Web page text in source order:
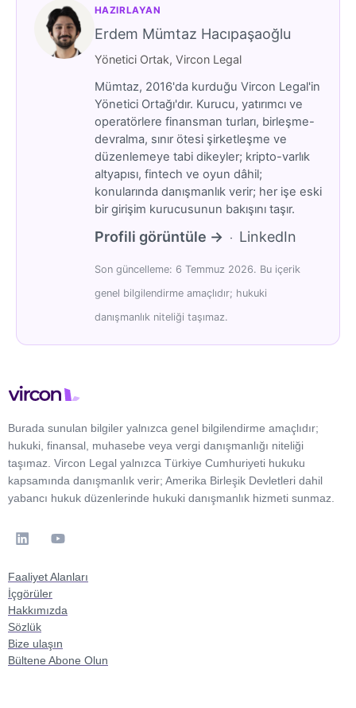
HAZIRLAYAN
Erdem Mümtaz Hacıpaşaoğlu
Yönetici Ortak, Vircon Legal
Mümtaz, 2016'da kurduğu Vircon Legal'in
Yönetici Ortağı'dır. Kurucu, yatırımcı ve
operatörlere finansman turları, birleşme-
devralma, sınır ötesi şirketleşme ve
düzenlemeye tabi dikeyler; kripto-varlık
altyapısı, fintech ve oyun dâhil;
konularında danışmanlık verir; her işe eski
bir girişim kurucusunun bakışını taşır.
Profili görüntüle → · LinkedIn
Son güncelleme: 6 Temmuz 2026. Bu içerik
genel bilgilendirme amaçlıdır; hukuki
danışmanlık niteliği taşımaz.
Burada sunulan bilgiler yalnızca genel bilgilendirme amaçlıdır;
hukuki, finansal, muhasebe veya vergi danışmanlığı niteliği
taşımaz. Vircon Legal yalnızca Türkiye Cumhuriyeti hukuku
kapsamında danışmanlık verir; Amerika Birleşik Devletleri dahil
yabancı hukuk düzenlerinde hukuki danışmanlık hizmeti sunmaz.
Faaliyet Alanları
İçgörüler
Hakkımızda
Sözlük
Bize ulaşın
Bültene Abone Olun